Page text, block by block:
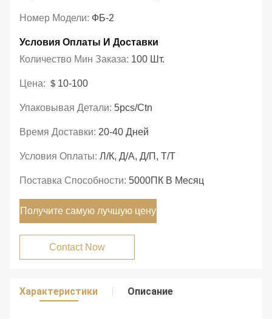
Номер Модели: ФБ-2
Условия Оплаты И Доставки
Количество Мин Заказа: 100 Шт.
Цена: ＄10-100
Упаковывая Детали: 5pcs/ctn
Время Доставки: 20-40 Дней
Условия Оплаты: Л/К, Д/А, Д/П, Т/Т
Поставка Способности: 5000ПК В Месяц
Получите самую лучшую цену
Contact Now
Характеристики Описание